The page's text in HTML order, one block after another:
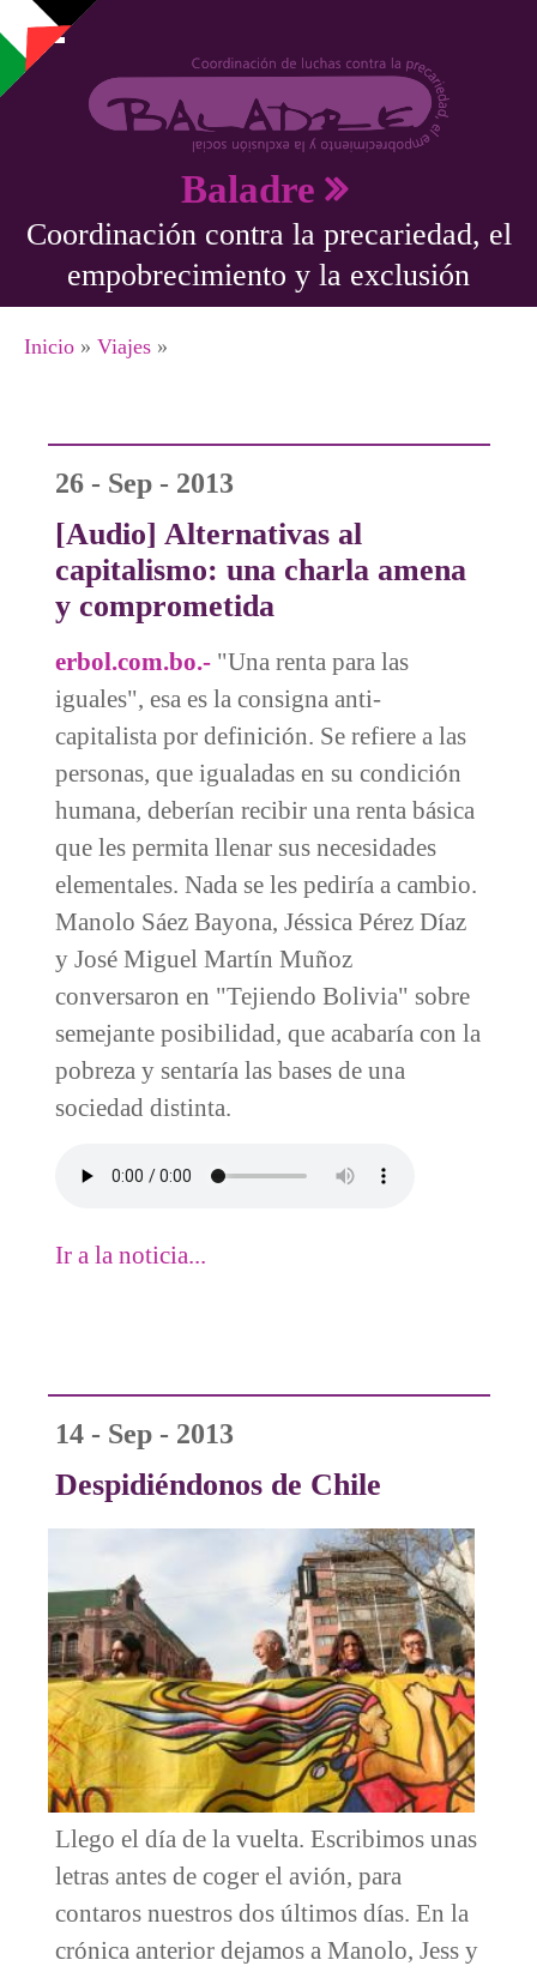
Pasar al contenido principal
Baladre
Coordinación contra la precariedad, el
empobrecimiento y la exclusión
Se encuentra usted aquí
Inicio » Viajes »
26 - Sep - 2013
[Audio] Alternativas al
capitalismo: una charla amena
y comprometida
erbol.com.bo.- "Una renta para las
iguales", esa es la consigna anti-
capitalista por definición. Se refiere a las
personas, que igualadas en su condición
humana, deberían recibir una renta básica
que les permita llenar sus necesidades
elementales. Nada se les pediría a cambio.
Manolo Sáez Bayona, Jéssica Pérez Díaz
y José Miguel Martín Muñoz
conversaron en "Tejiendo Bolivia" sobre
semejante posibilidad, que acabaría con la
pobreza y sentaría las bases de una
sociedad distinta.
Ir a la noticia...
14 - Sep - 2013
Despidiéndonos de Chile
Llego el día de la vuelta. Escribimos unas
letras antes de coger el avión, para
contaros nuestros dos últimos días. En la
crónica anterior dejamos a Manolo, Jess y